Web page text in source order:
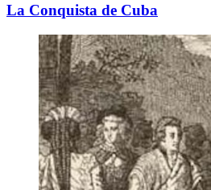
La Conquista de Cuba